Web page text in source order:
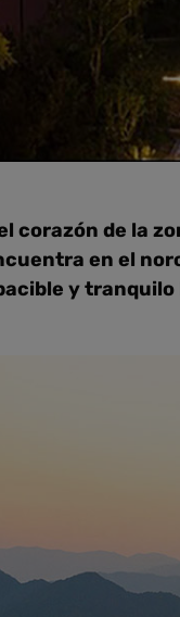
corazón de la
en el
y tranquilo